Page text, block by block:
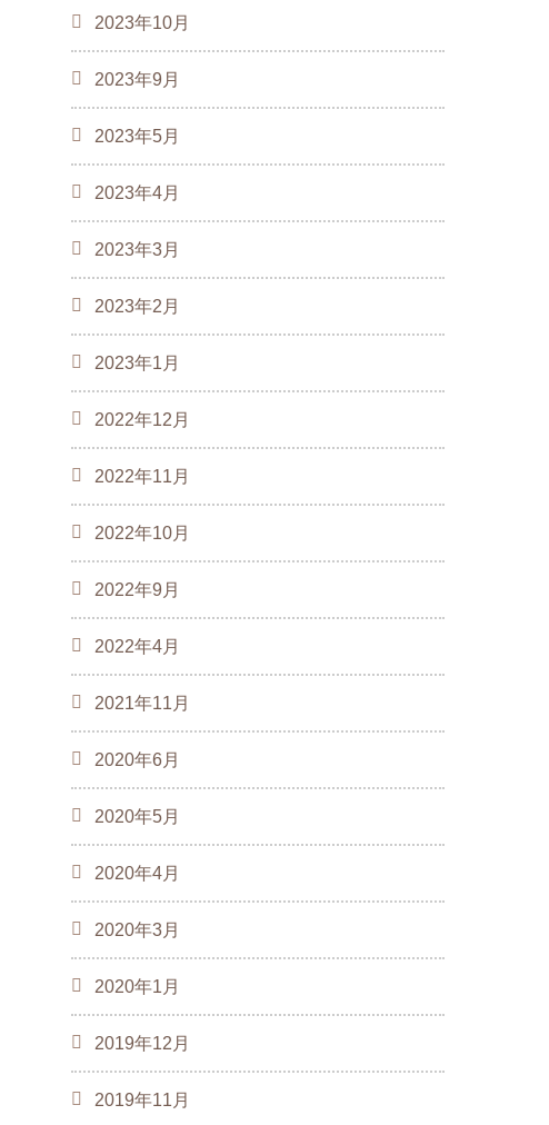
2023年10月
2023年9月
2023年5月
2023年4月
2023年3月
2023年2月
2023年1月
2022年12月
2022年11月
2022年10月
2022年9月
2022年4月
2021年11月
2020年6月
2020年5月
2020年4月
2020年3月
2020年1月
2019年12月
2019年11月